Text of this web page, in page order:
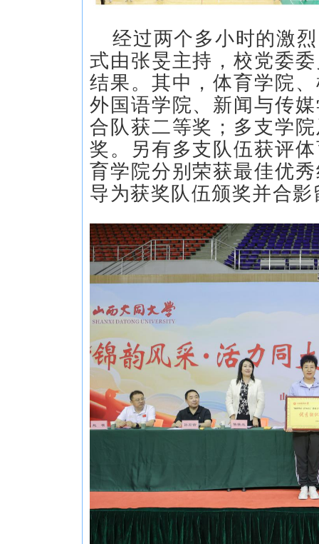
经过两个多小时的激
式由张旻主持，校党委
结果。其中，体育学院
外国语学院、新闻与传
合队获二等奖；多支学
奖。另有多支队伍获评
育学院分别荣获最佳优
导为获奖队伍颁奖并合影